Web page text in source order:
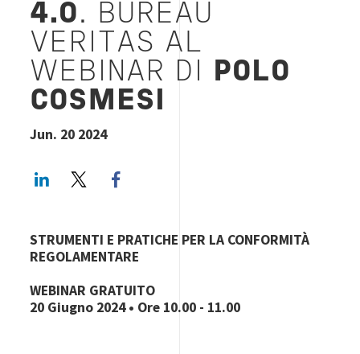
4.0. BUREAU
VERITAS AL
WEBINAR DI
POLO
COSMESI
Jun. 20 2024
LinkedInTwitter
STRUMENTI E PRATICHE PER LA CONFORMITÀ
REGOLAMENTARE
WEBINAR GRATUITO
20 Giugno 2024 • Ore 10.00 - 11.00